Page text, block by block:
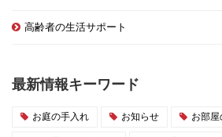
高齢者の生活サポート
最新情報キーワード
お庭の手入れ お知らせ お部屋